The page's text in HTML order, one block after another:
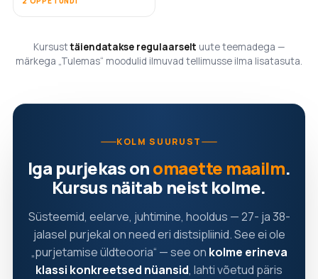
Kursusttäiendatakse regulaarselt uute teemadega —
märkega „Tulemas“ moodulid ilmuvad tellimusse ilma lisatasuta.
KOLM SUURUST
Iga purjekas onomaette maailm.
Kursus näitab neist kolme.
Süsteemid, eelarve, juhtimine, hooldus — 27- ja 38-
jalasel purjekal on need eri distsipliinid. See ei ole
„purjetamise üldteooria“ — see on kolme erineva
klassi konkreetsed nüansid, lahti võetud päris